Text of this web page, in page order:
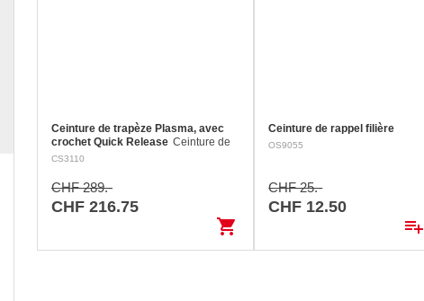
Ceinture de trapèze Plasma, avec
crochet Quick Release Ceinture de
trapèze légère livrable avec un
crochet à détachement rapide Quick
Release. Très fonctionnelle…
CS3110
CHF 289.-
CHF 216.75
shopping_cart
Ceinture de rappel filière
OS9055
CHF 25.-
CHF 12.50
playlist_add